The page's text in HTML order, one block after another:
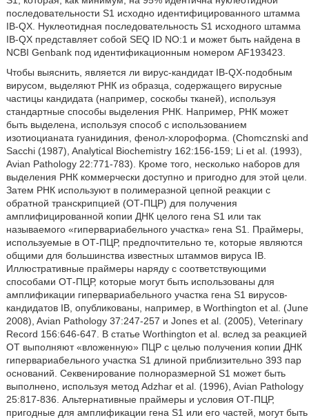
последовательности S1 исходно идентифицированного штамма
IB-QX. Нуклеотидная последовательность S1 исходного штамма
IB-QX представляет собой SEQ ID NO:1 и может быть найдена в
NCBI Genbank под идентификационным номером AF193423.
Чтобы выяснить, является ли вирус-кандидат IB-QX-подобным
вирусом, выделяют РНК из образца, содержащего вирусные
частицы кандидата (например, соскобы тканей), используя
стандартные способы выделения РНК. Например, РНК может
быть выделена, используя способ с использованием
изотиоцианата гуанидиния, фенол-хлороформа. (Chomcznski and
Sacchi (1987), Analytical Biochemistry 162:156-159; Li et al. (1993),
Avian Pathology 22:771-783). Кроме того, несколько наборов для
выделения РНК коммерчески доступно и пригодно для этой цели.
Затем РНК используют в полимеразной цепной реакции с
обратной транскрипцией (ОТ-ПЦР) для получения
амплифицированной копии ДНК целого гена S1 или так
называемого «гипервариабельного участка» гена S1. Праймеры,
используемые в ОТ-ПЦР, предпочтительно те, которые являются
общими для большинства известных штаммов вируса IB.
Иллюстративные праймеры наряду с соответствующими
способами ОТ-ПЦР, которые могут быть использованы для
амплификации гипервариабельного участка гена S1 вирусов-
кандидатов IB, опубликованы, например, в Worthington et al. (June
2008), Avian Pathology 37:247-257 и Jones et al. (2005), Veterinary
Record 156:646-647. В статье Worthington et al. вслед за реакцией
ОТ выполняют «вложенную» ПЦР с целью получения копии ДНК
гипервариабельного участка S1 длиной приблизительно 393 пар
оснований. Секвенирование полноразмерной S1 может быть
выполнено, используя метод Adzhar et al. (1996), Avian Pathology
25:817-836. Альтернативные праймеры и условия ОТ-ПЦР,
пригодные для амплификации гена S1 или его частей, могут быть